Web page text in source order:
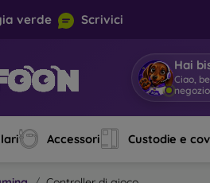
verde Scrivici
Hai
S|
Accessori Custodie e